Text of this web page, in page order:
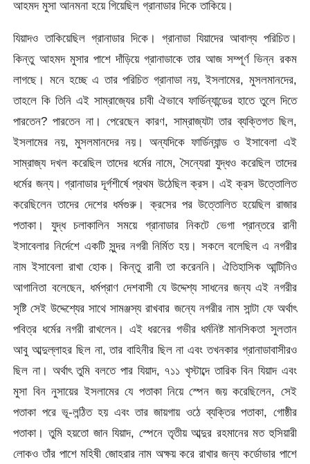
আহমদ মুসা আনমনা হয়ে গিয়েছিল গ্রানাডার দিকে তাকিয়ে।
যিয়াদও তাকিয়েছিল গ্রানাডার দিকে। গ্রানাডা যিয়াদের আবাল্য পরিচিত।
কিন্তু আহমদ মুসার পাশে দাঁড়িয়ে গ্রানাডাকে তার আজ সম্পূর্ণ ভিন্ন রকম
লাগছে। মনে হচ্ছে এ তার পরিচিত গ্রানাডা নয়, ইসলামের, মুসলমানদের,
তাহলে কি তিনি এই সাম্রাজ্যের চাবী ঐভাবে ফার্ডিন্যান্ডের হাতে তুলে দিতে
পারতেন? পারতেন না। পেরেছেন কারণ, সাম্রাজ্যটা তার ব্যক্তিগত ছিল,
ইসলামের নয়, মুসলমানদের নয়। অন্যদিকে ফার্ডিন্যান্ড ও ইসাবেলা এই
সাম্রাজ্য দখল করেছিল তাদের ধর্মের নামে, সৈন্যেরা যুদ্ধও করেছিল তাদের
ধর্মের জন্য। গ্রানাডার দূর্গশীর্ষে প্রথম উঠেছিল ক্রস। এই ক্রস উত্তোলিত
করেছিলেন তাদের দেশের ধর্মগুরু। ক্রসের পর উত্তোলিত হয়েছিল রাজার
পতাকা। যুদ্ধ চলাকালিন সময়ে গ্রানাডার নিকটে ভেগা প্রান্তরে রানী
ইসাবেলার নির্দেশে একটি সুন্দর নগরী নির্মিত হয়। সকলে বলেছিল এ নগরীর
নাম ইসাবেলা রাখা হোক। কিন্তু রানী তা করেননি। ঐতিহাসিক আন্টিনিও
আগানিতা বলেছেন, ধর্মপ্রাণ দেশবাসী যে উদ্দেশ্য সাধনের জন্য এই নগরীর
সৃষ্টি সেই উদ্দেশ্যের সাথে সামঞ্জস্য রাখবার জন্যে নগরীর নাম সান্টা ফে অর্থাৎ
পবিত্র ধর্মের নগরী রাখলেন। এই ধরনের গভীর ধর্মনিষ্ট মানসিকতা সুলতান
আবু আব্দুল্লাহর ছিল না, তার বাহিনীর ছিল না এবং তখনকার গ্রানাডাবাসীরও
ছিল না। অর্থাৎ তুমি বলতে পার যিয়াদ, ৭১১ খৃস্টাব্দে তারিক বিন যিয়াদ এবং
মুসা বিন নুসায়ের ইসলামের যে পতাকা নিয়ে স্পেন জয় করেছিলেন, সেই
পতাকা পরে ভূ-লন্ঠিত হয় এবং তার জায়গায় ওঠে ব্যক্তির পতাকা, গোষ্ঠীর
পতাকা। তুমি হয়তো জান যিয়াদ, স্পেনে তৃতীয় আব্দুর রহমানের মত হুসিয়ারী
লোকও তাঁর পাশে মহিষী জোহরার নাম অক্ষয় করে রাখার জন্য কর্ডোভার পাশে